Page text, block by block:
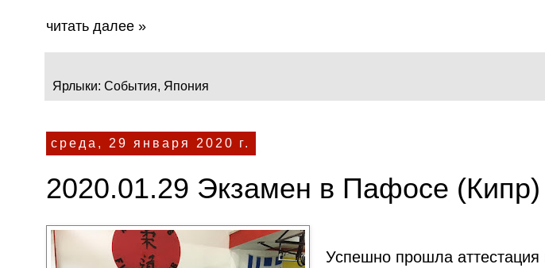
читать далее »
Ярлыки: События, Япония
среда, 29 января 2020 г.
2020.01.29 Экзамен в Пафосе (Кипр)
Успешно прошла